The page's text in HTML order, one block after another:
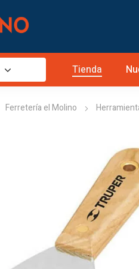
Tienda
Ferretería el Molino